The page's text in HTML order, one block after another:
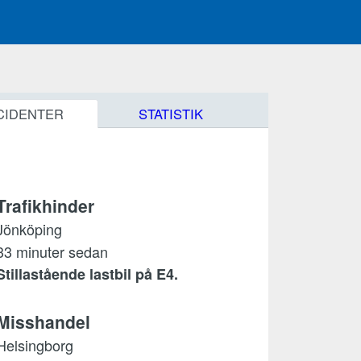
STATISTIK
minuter sedan
lastbil på E4.